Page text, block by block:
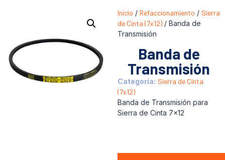
Inicio / Refaccionamiento / Sierra
de Cinta (7x12) / Banda de
Transmisión
Banda de
Transmisión
Categoría: Sierra de Cinta
(7x12)
Banda de Transmisión para
Sierra de Cinta 7×12